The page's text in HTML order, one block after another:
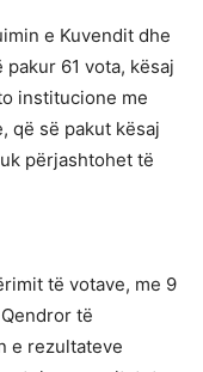
e Kuvendit dhe
61 vota, kësaj
institucione me
që së pakut kësaj
përjashtohet të
të votave, me 9
të
e rezultateve